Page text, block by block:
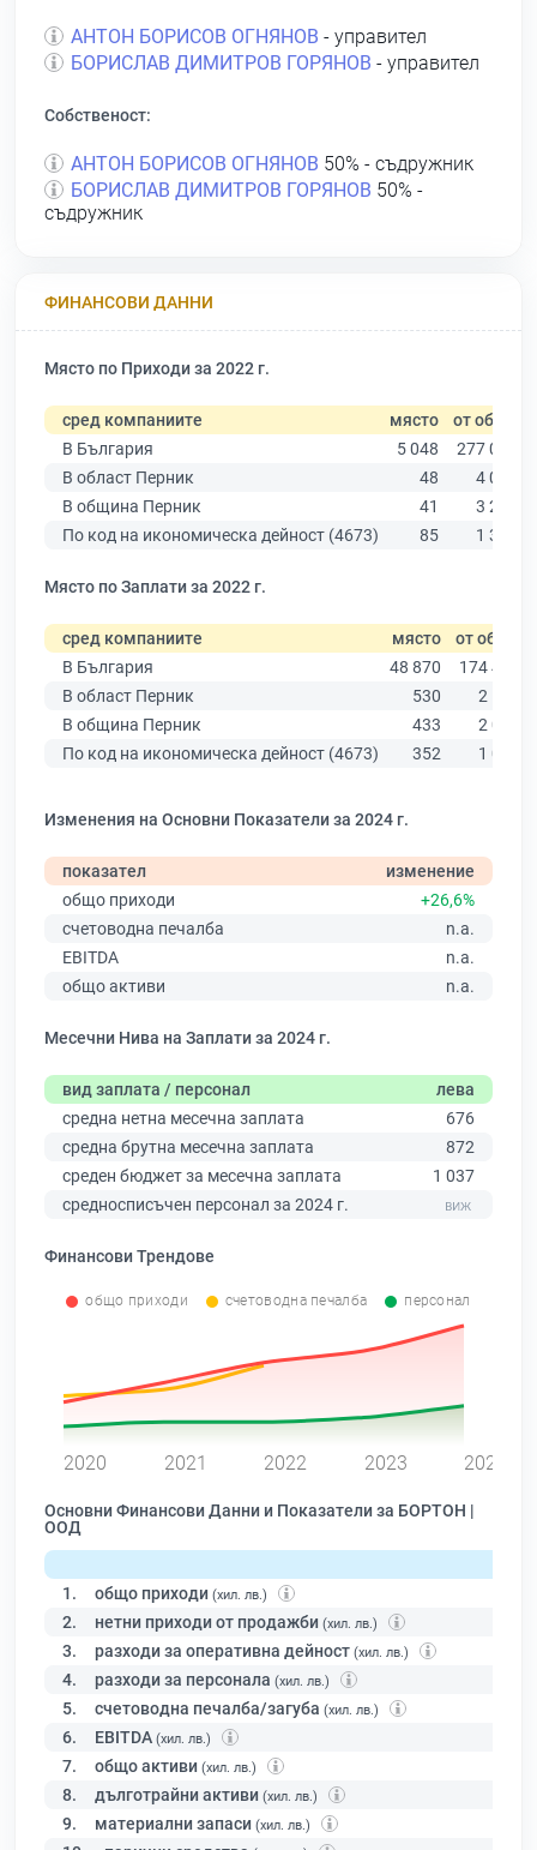
АНТОН БОРИСОВ ОГНЯНОВ - управител
БОРИСЛАВ ДИМИТРОВ ГОРЯНОВ - управител
Собственост:
АНТОН БОРИСОВ ОГНЯНОВ 50% - съдружник
БОРИСЛАВ ДИМИТРОВ ГОРЯНОВ 50% -
съдружник
ФИНАНСОВИ ДАННИ
Място по Приходи за 2022 г.
сред компаниите място от общо
В България
5 048
277 019
В област Перник
48
4 027
В община Перник
41
3 209
По код на икономическа дейност (4673)
85 1 350
Място по Заплати за 2022 г.
сред компаниите място от общо
В България
48 870
174 403
В област Перник
530
2 595
В община Перник
433
2 078
По код на икономическа дейност (4673)
352 1 002
Изменения на Основни Показатели за 2024 г.
показател
изменение
общо приходи
+26,6%
счетоводна печалба
n.a.
EBITDA
n.a.
общо активи
n.a.
Месечни Нива на Заплати за 2024 г.
вид заплата / персонал
лева
средна нетна месечна заплата
676
средна брутна месечна заплата
872
среден бюджет за месечна заплата
1 037
средносписъчен персонал за 2024 г.
Финансови Трендове
общо приходи счетоводна печалба персонал
2020 2021 2022 2023 2024
Основни Финансови Данни и Показатели за БОРТОН |
ООД
1. общо приходи (хил. лв.)
2. нетни приходи от продажби (хил. лв.)
3. разходи за оперативна дейност (хил. лв.)
4. разходи за персонала (хил. лв.)
5. счетоводна печалба/загуба (хил. лв.)
6. EBITDA (хил. лв.)
7. общо активи (хил. лв.)
8. дълготрайни активи (хил. лв.)
9. материални запаси (хил. лв.)